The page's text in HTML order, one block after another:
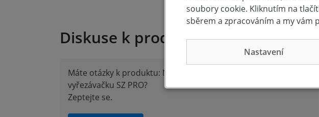
Diskuse k produktu (0)
Máte otázky k produktu: Nůž 35 mm přímý ozubený pro
vyřezávačku SZ PRO?
Zeptejte se.
soubory cookie. Kliknutím na
sběrem a zpracováním a my vám
Nastavení